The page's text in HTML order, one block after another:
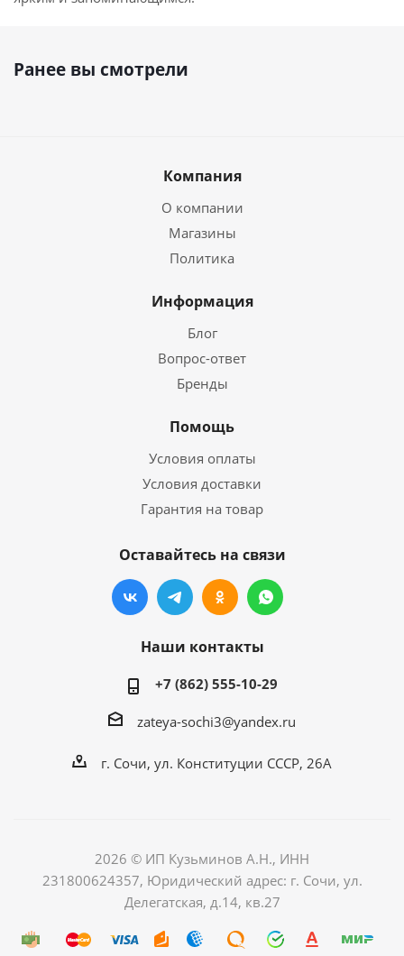
Ранее вы смотрели
Компания
О компании
Магазины
Политика
Информация
Блог
Вопрос-ответ
Бренды
Помощь
Условия оплаты
Условия доставки
Гарантия на товар
Оставайтесь на связи
Наши контакты
+7 (862) 555-10-29
zateya-sochi3@yandex.ru
г. Сочи, ул. Конституции СССР, 26А
2026 © ИП Кузьминов А.Н., ИНН
231800624357, Юридический адрес: г. Сочи, ул.
Делегатская, д.14, кв.27